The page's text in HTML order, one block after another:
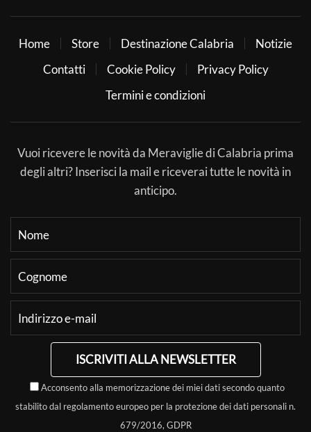
Home Store Destinazione Calabria
Notizie
Contatti
Cookie Policy
Privacy Policy
Termini e condizioni
Vuoi ricevere le novità da Meraviglie di Calabria prima
degli altri? Inserisci la mail e riceverai tutte le novità in
anticipo.
ISCRIVITI ALLA NEWSLETTER
Acconsento alla memorizzazione dei miei dati secondo quanto
stabilito dal regolamento europeo per la protezione dei dati personali n.
679/2016, GDPR